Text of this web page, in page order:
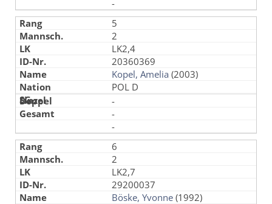
-
5
2
LK2,4
20360369
Kopel, Amelia (2003)
POL D
-
-
-
6
2
LK2,7
29200037
Böske, Yvonne (1992)